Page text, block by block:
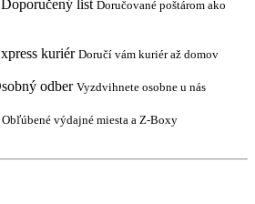
Doporučený list Doručované poštárom ako
kuriér Doručí vám kuriér až domov
odber Vyzdvihnete osobne u nás
Obľúbené výdajné miesta a Z-Boxy